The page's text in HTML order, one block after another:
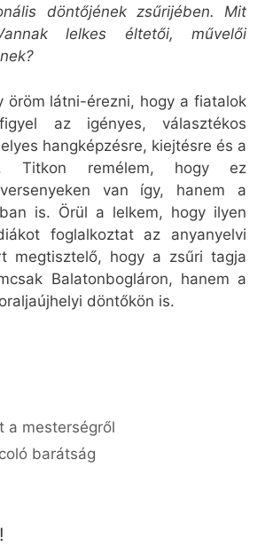
döntőjének zsűrijében. Mit
lelkes éltetői, művelői
öröm látni-érezni, hogy a fiatalok
az igényes, választékos
hangképzésre, kiejtésre és a
Titkon remélem, hogy ez
van így, hanem a
is. Örül a lelkem, hogy ilyen
foglalkoztat az anyanyelvi
megtisztelő, hogy a zsűri tagja
Balatonbogláron, hanem a
döntőkön is.
a mesterségről
barátság